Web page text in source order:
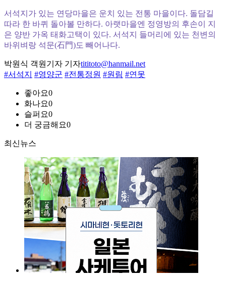
서석지가 있는 연당마을은 운치 있는 전통 마을이다. 돌담길
따라 한 바퀴 돌아볼 만하다. 아랫마을엔 정영방의 후손이 지
은 양반 가옥 태화고택이 있다. 서석지 들머리에 있는 천변의
바위벼랑 석문(石門)도 빼어나다.
박원식 객원기자 기자tititoto@hanmail.net
#서석지 #영양군 #전통정원 #원림 #연못
좋아요0
화나요0
슬퍼요0
더 궁금해요0
최신뉴스